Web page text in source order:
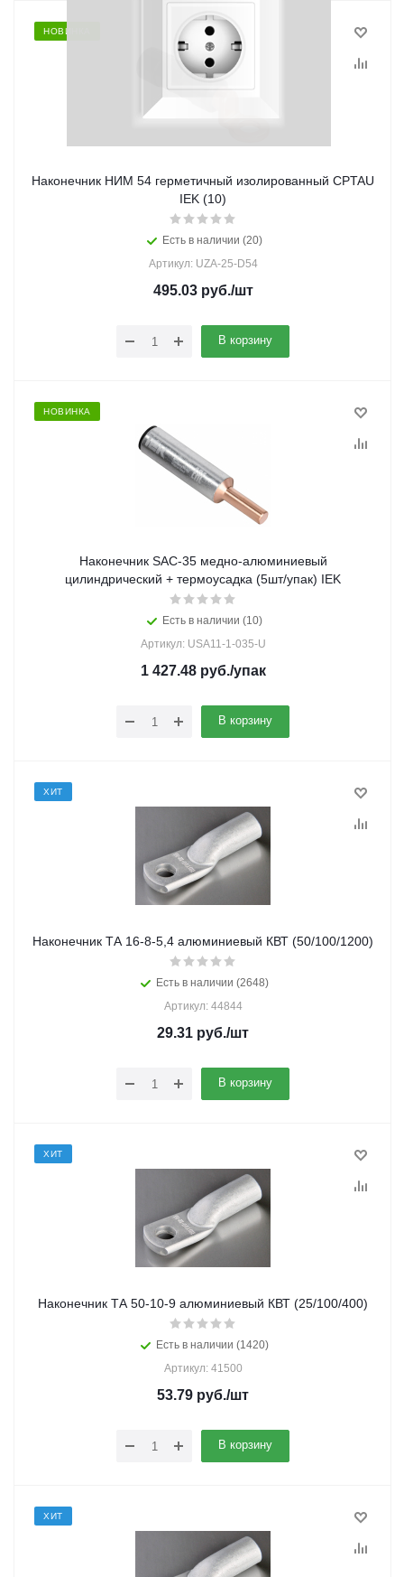
НОВИНКА
Наконечник НИМ 54 герметичный изолированный CPTAU
IEK (10)
Есть в наличии (20)
Артикул: UZA-25-D54
495.03руб./шт
В корзину
НОВИНКА
Наконечник SAC-35 медно-алюминиевый
цилиндрический + термоусадка (5шт/упак) IEK
Есть в наличии (10)
Артикул: USA11-1-035-U
1 427.48руб./упак
В корзину
ХИТ
Наконечник ТА 16-8-5,4 алюминиевый КВТ (50/100/1200)
Есть в наличии (2648)
Артикул: 44844
29.31 руб./шт
В корзину
ХИТ
Наконечник ТА 50-10-9 алюминиевый КВТ (25/100/400)
Есть в наличии (1420)
Артикул: 41500
53.79 руб./шт
В корзину
ХИТ